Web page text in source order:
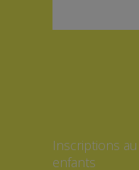
Inscriptions
enfants